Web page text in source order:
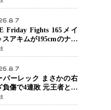
で決戦へ、山本歩夢と
諒選手戦は中止に
Friday Fights 165メイ
スアキムが195cmのナビ
アナンからダウン奪
猛反撃を耐え抜き判定
、8連勝を達成
パーレック まさかの右
負傷で4連敗 元王者とし
例の苦境…「アクシデ
」でも消えない危険信